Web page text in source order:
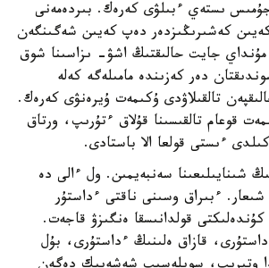
ىستەي ءبىلۋى كەرەك. بىردەمەنى
كەشىرىڭىزدەر دەپ كەيىن شەگىنگەن
جايت حالىقتىڭ اشۋ- ىزاسىنا شوق
دەر كەزىندە مامىلەگە كەلە
تالقىلاۋدى ۇكىمەت ۇيرەنۋى كەرەك.
قوعام تالقىسىنا قۇلاق ءتۇرىپ، ورتاق
ءىستى قولعا الا باستادى.
شىنايىلىعىنا سەنبەيمىن. ول ءالى دە
شىعار. ءبىراق وسىنى ناقتى ءداستۇر
قولدانىسقا ەنگىزۋ قاجەت.
قازاق ەلىنىڭ ءداستۇرى، بۇل